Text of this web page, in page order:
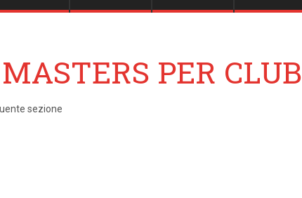
MASTERS PER CLUB
sezione